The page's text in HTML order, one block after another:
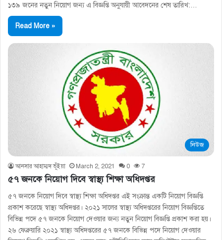
১৩৯ জনের নতুন নিয়োগ জন্য এ বিজ্ঞপ্তি অনুযায়ী আবেদনের শেষ তারিখ:…
Read More »
নিউজ
আনসার আহাম্মদ ভূঁইয়া March 2, 2021 0 7
৫৭ জনকে নিয়োগ দিবে স্বাস্থ্য শিক্ষা অধিদপ্তর
৫৭ জনকে নিয়োগ দিবে স্বাস্থ্য শিক্ষা অধিদপ্তর এই সংক্রান্ত একটি নিয়োগ বিজ্ঞপ্তি
প্রকাশ করেছে স্বাস্থ্য অধিদপ্তর। ২০২১ সালের স্বাস্থ্য অধিদপ্তরের নিয়োগ বিজ্ঞপ্তিতে
বিভিন্ন পদে ৫৭ জনকে নিয়োগ দেওয়ার জন্য নতুন নিয়োগ বিজ্ঞপ্তি প্রকাশ করা হয়।
২৬ ফেব্রুয়ারি ২০২১ স্বাস্থ্য অধিদপ্তরের ৫৭ জনকে বিভিন্ন পদে নিয়োগ দেওয়ার